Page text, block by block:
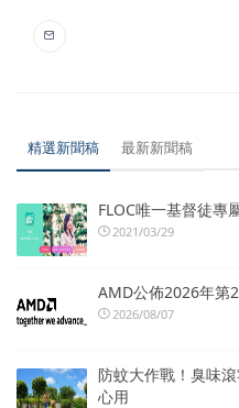
精選新聞稿 最新新聞稿
FLOC唯一基督徒專
2021/03/29
AMD公佈2026年第
2026/08/07
防蚊大作戰！臭味
心用